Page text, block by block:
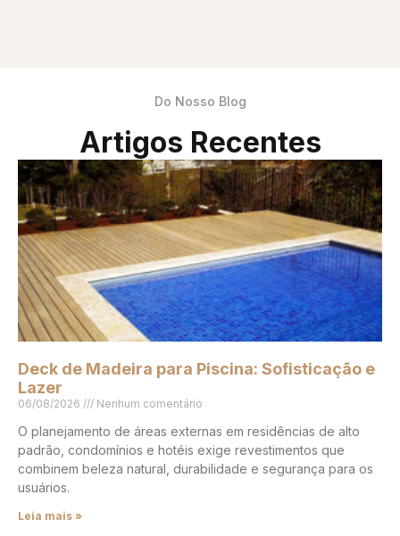
Do Nosso Blog
Artigos Recentes
Deck de Madeira para Piscina: Sofisticação e
Lazer
06/08/2026 Nenhum comentário
O planejamento de áreas externas em residências de alto
padrão, condomínios e hotéis exige revestimentos que
combinem beleza natural, durabilidade e segurança para os
usuários.
Leia mais »